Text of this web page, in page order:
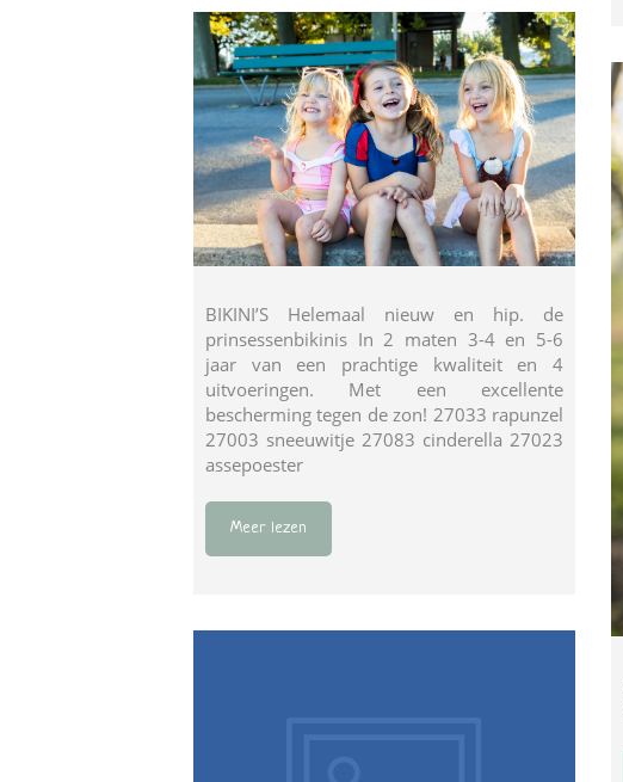
BIKINI’S Helemaal nieuw en hip. de
prinsessenbikinis In 2 maten 3-4 en 5-6
jaar van een prachtige kwaliteit en 4
uitvoeringen. Met een excellente
bescherming tegen de zon! 27033 rapunzel
27003 sneeuwitje 27083 cinderella 27023
assepoester
Meer lezen